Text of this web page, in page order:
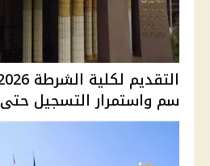
سم واستمرار التسجيل حتى 27 أغس...